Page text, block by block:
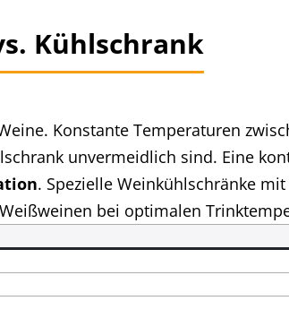
Kühlschrank
Konstante Temperaturen
unvermeidlich sind. Eine
. Spezielle Weinkühlschränke mit
bei optimalen